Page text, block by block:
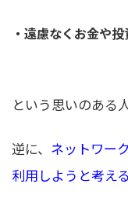
・遠慮なくお金や
という思いのある
逆に、 ネットワー
利用しようと考え